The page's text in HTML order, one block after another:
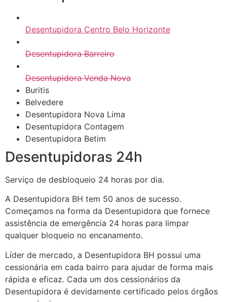
Desentupidora Centro Belo Horizonte
Desentupidora Barreiro
Desentupidora Venda Nova
Buritis
Belvedere
Desentupidora Nova Lima
Desentupidora Contagem
Desentupidora Betim
Desentupidoras 24h
Serviço de desbloqueio 24 horas por dia.
A Desentupidora BH tem 50 anos de sucesso.
Começamos na forma da Desentupidora que fornece
assistência de emergência 24 horas para limpar
qualquer bloqueio no encanamento.
Líder de mercado, a Desentupidora BH possui uma
cessionária em cada bairro para ajudar de forma mais
rápida e eficaz. Cada um dos cessionários da
Desentupidora é devidamente certificado pelos órgãos